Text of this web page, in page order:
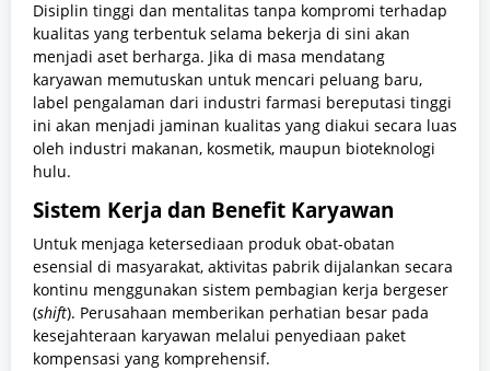
Disiplin tinggi dan mentalitas tanpa kompromi terhadap
kualitas yang terbentuk selama bekerja di sini akan
menjadi aset berharga. Jika di masa mendatang
karyawan memutuskan untuk mencari peluang baru,
label pengalaman dari industri farmasi bereputasi tinggi
ini akan menjadi jaminan kualitas yang diakui secara luas
oleh industri makanan, kosmetik, maupun bioteknologi
hulu.
Sistem Kerja dan Benefit Karyawan
Untuk menjaga ketersediaan produk obat-obatan
esensial di masyarakat, aktivitas pabrik dijalankan secara
kontinu menggunakan sistem pembagian kerja bergeser
(shift). Perusahaan memberikan perhatian besar pada
kesejahteraan karyawan melalui penyediaan paket
kompensasi yang komprehensif.